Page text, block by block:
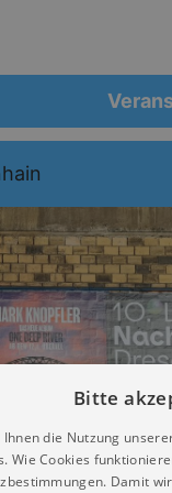
Bitte
die Nutzung
Wie Cookies
Damit